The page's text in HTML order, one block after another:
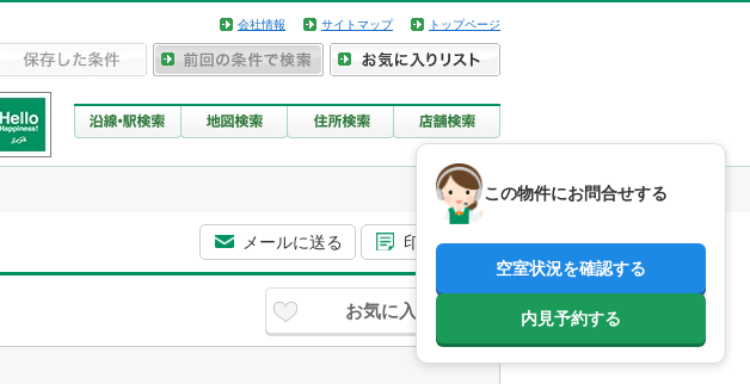
会社情報 サイトマップ トップページ
メールに送る 印刷用画面
お気に入り
この物件にお問合せする
空室状況を確認する
内見予約する